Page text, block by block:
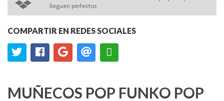
lleguen perfectos
COMPARTIR EN REDES SOCIALES
MUÑECOS POP FUNKO POP